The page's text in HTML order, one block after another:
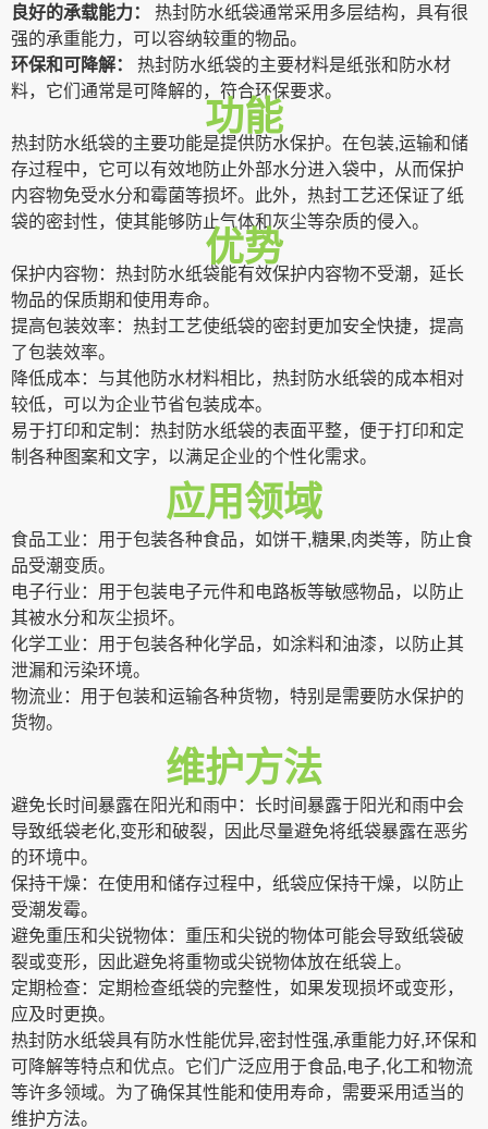
良好的承载能力： 热封防水纸袋通常采用多层结构，具有很
强的承重能力，可以容纳较重的物品。
环保和可降解： 热封防水纸袋的主要材料是纸张和防水材
料，它们通常是可降解的，符合环保要求。
功能
热封防水纸袋的主要功能是提供防水保护。在包装,运输和储
存过程中，它可以有效地防止外部水分进入袋中，从而保护
内容物免受水分和霉菌等损坏。此外，热封工艺还保证了纸
袋的密封性，使其能够防止气体和灰尘等杂质的侵入。
优势
保护内容物：热封防水纸袋能有效保护内容物不受潮，延长
物品的保质期和使用寿命。
提高包装效率：热封工艺使纸袋的密封更加安全快捷，提高
了包装效率。
降低成本：与其他防水材料相比，热封防水纸袋的成本相对
较低，可以为企业节省包装成本。
易于打印和定制：热封防水纸袋的表面平整，便于打印和定
制各种图案和文字，以满足企业的个性化需求。
应用领域
食品工业：用于包装各种食品，如饼干,糖果,肉类等，防止食
品受潮变质。
电子行业：用于包装电子元件和电路板等敏感物品，以防止
其被水分和灰尘损坏。
化学工业：用于包装各种化学品，如涂料和油漆，以防止其
泄漏和污染环境。
物流业：用于包装和运输各种货物，特别是需要防水保护的
货物。
维护方法
避免长时间暴露在阳光和雨中：长时间暴露于阳光和雨中会
导致纸袋老化,变形和破裂，因此尽量避免将纸袋暴露在恶劣
的环境中。
保持干燥：在使用和储存过程中，纸袋应保持干燥，以防止
受潮发霉。
避免重压和尖锐物体：重压和尖锐的物体可能会导致纸袋破
裂或变形，因此避免将重物或尖锐物体放在纸袋上。
定期检查：定期检查纸袋的完整性，如果发现损坏或变形，
应及时更换。
热封防水纸袋具有防水性能优异,密封性强,承重能力好,环保和
可降解等特点和优点。它们广泛应用于食品,电子,化工和物流
等许多领域。为了确保其性能和使用寿命，需要采用适当的
维护方法。